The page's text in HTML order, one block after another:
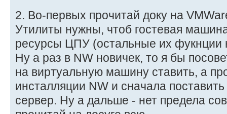
2. Во-первых прочитай доку на
Утилиты нужны, чтоб гостевая
ресурсы ЦПУ (остальные их фукнции
Ну а раз в NW новичек, то я бы
на виртуальную машину ставить, а
инсталляции NW и сначала
сервер. Ну а дальше - нет предела